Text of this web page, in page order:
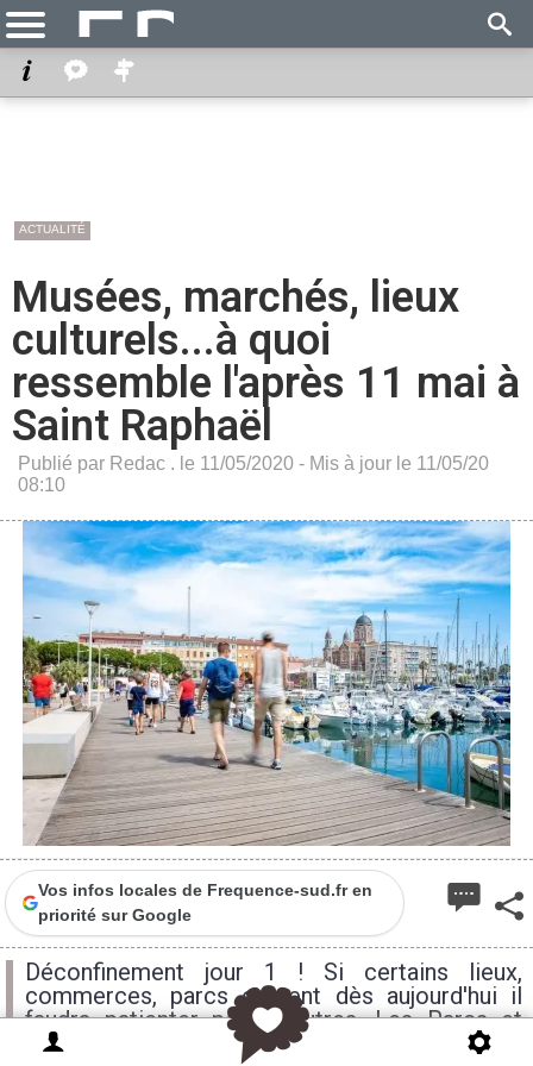
ACTUALITÉ
Musées, marchés, lieux
culturels...à quoi
ressemble l'après 11 mai à
Saint Raphaël
Publié par Redac . le 11/05/2020 - Mis à jour le 11/05/20
08:10
Vos infos locales de Frequence-sud.fr en
priorité sur Google
Déconfinement jour 1 ! Si certains lieux,
commerces, parcs ouvrent dès aujourd'hui il
faudra patienter pour d'autres. Les Parcs et
Jardins sont-ils ouverts à Saint Raphaël ? Qu'en